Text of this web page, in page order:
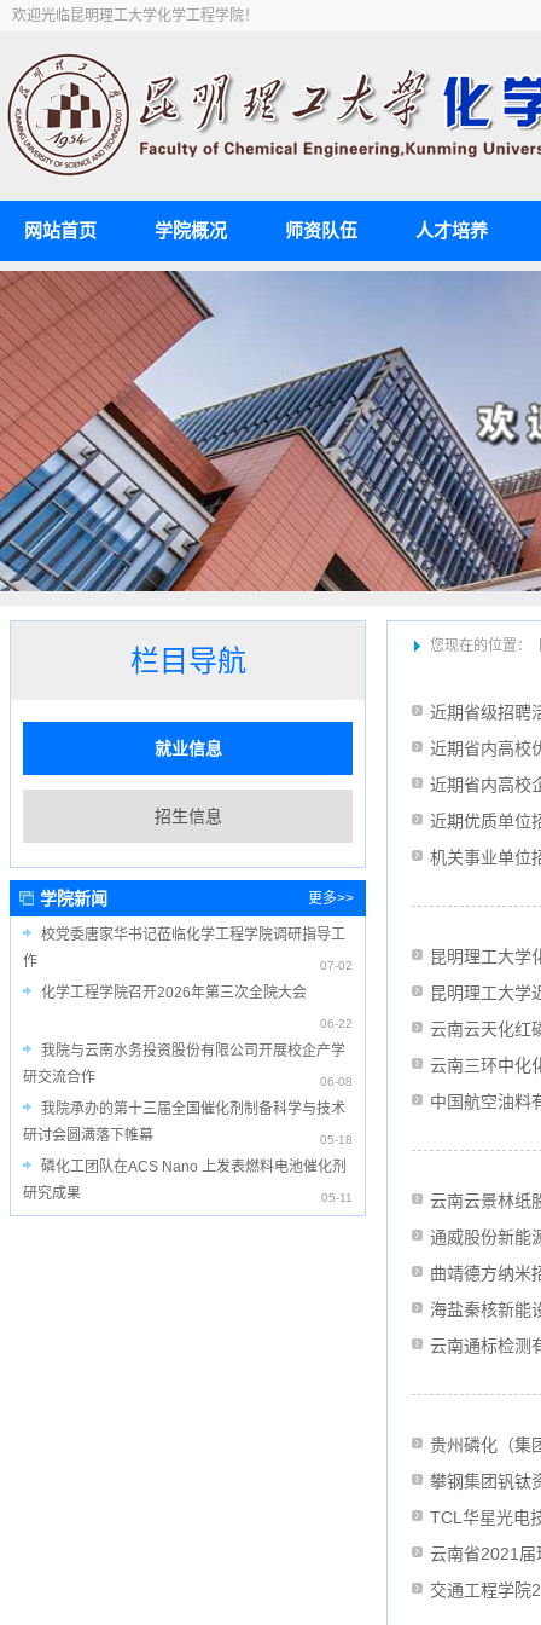
欢迎光临昆明理工大学化学工程学院！
网站首页 学院概况 师资队伍 人才培养
栏目导航
就业信息
招生信息
更多>>
学院新闻
07-02
校党委唐家华书记莅临化学工程学院调研指导工
作
06-22
化学工程学院召开2026年第三次全院大会
06-08
我院与云南水务投资股份有限公司开展校企产学
研交流合作
05-18
我院承办的第十三届全国催化剂制备科学与技术
研讨会圆满落下帷幕
05-11
磷化工团队在ACS Nano 上发表燃料电池催化剂
研究成果
您现在的位置：
近期省级招聘
近期省内高校
近期省内高校
近期优质单位
机关事业单位
昆明理工大学
昆明理工大学
云南云天化红
云南三环中化
中国航空油料
云南云景林纸
通威股份新能
曲靖德方纳米
海盐秦核新能
云南通标检测
贵州磷化（集
攀钢集团钒钛
TCL华星光电
云南省2021届
交通工程学院